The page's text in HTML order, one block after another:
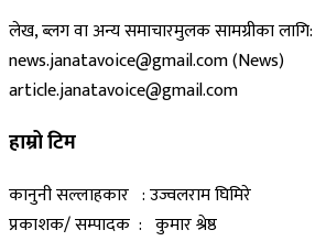
लेख, ब्लग वा अन्य समाचारमुलक सामग्रीका लागि:
news.janatavoice@gmail.com (News)
article.janatavoice@gmail.com
हाम्रो टिम
कानुनी सल्लाहकार : उज्वलराम घिमिरे
प्रकाशक/ सम्पादक : कुमार श्रेष्ठ